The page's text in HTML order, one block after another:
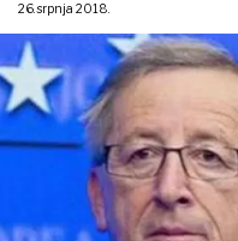
26. srpnja 2018.